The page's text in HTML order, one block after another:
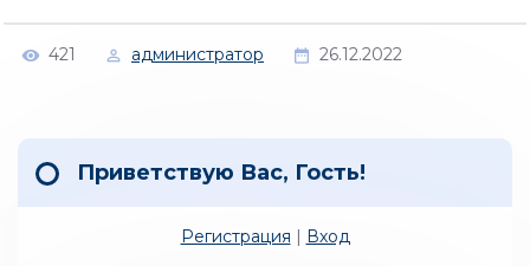
421 администратор 26.12.2022
Приветствую Вас, Гость!
Регистрация | Вход